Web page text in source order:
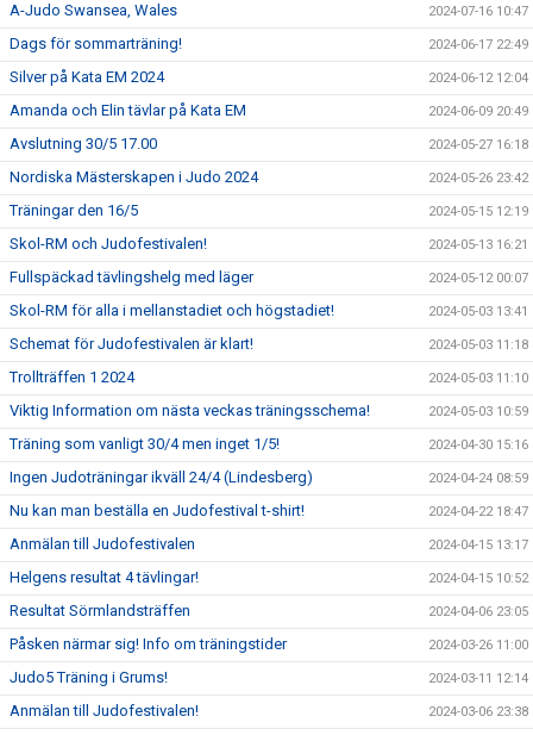
A-Judo Swansea, Wales 2024-07-16 10:47
Dags för sommarträning! 2024-06-17 22:49
Silver på Kata EM 2024 2024-06-12 12:04
Amanda och Elin tävlar på Kata EM 2024-06-09 20:49
Avslutning 30/5 17.00 2024-05-27 16:18
Nordiska Mästerskapen i Judo 2024 2024-05-26 23:42
Träningar den 16/5 2024-05-15 12:19
Skol-RM och Judofestivalen! 2024-05-13 16:21
Fullspäckad tävlingshelg med läger 2024-05-12 00:07
Skol-RM för alla i mellanstadiet och högstadiet! 2024-05-03 13:41
Schemat för Judofestivalen är klart! 2024-05-03 11:18
Trollträffen 1 2024 2024-05-03 11:10
Viktig Information om nästa veckas träningsschema! 2024-05-03 10:59
Träning som vanligt 30/4 men inget 1/5! 2024-04-30 15:16
Ingen Judoträningar ikväll 24/4 (Lindesberg) 2024-04-24 08:59
Nu kan man beställa en Judofestival t-shirt! 2024-04-22 18:47
Anmälan till Judofestivalen 2024-04-15 13:17
Helgens resultat 4 tävlingar! 2024-04-15 10:52
Resultat Sörmlandsträffen 2024-04-06 23:05
Påsken närmar sig! Info om träningstider 2024-03-26 11:00
Judo5 Träning i Grums! 2024-03-11 12:14
Anmälan till Judofestivalen! 2024-03-06 23:38